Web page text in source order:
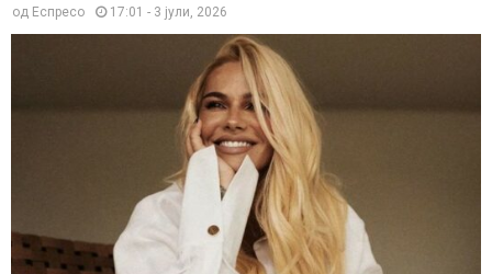
од Еспресо 17:01 - 3 јули, 2026